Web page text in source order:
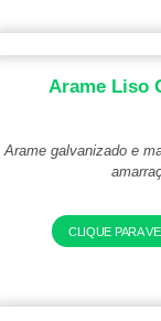
Arame Liso
Arame galvanizado e
CLIQUE PARA